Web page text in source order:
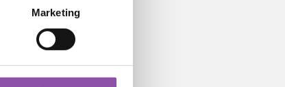
Marketing